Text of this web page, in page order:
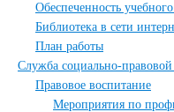
Обеспеченность
Библиотека в сети
План работы
Служба социально-
Правовое воспитание
Мероприятия по